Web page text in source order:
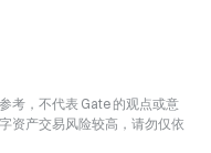
考，不代表 Gate 的观点或意
资产交易风险较高，请勿仅依